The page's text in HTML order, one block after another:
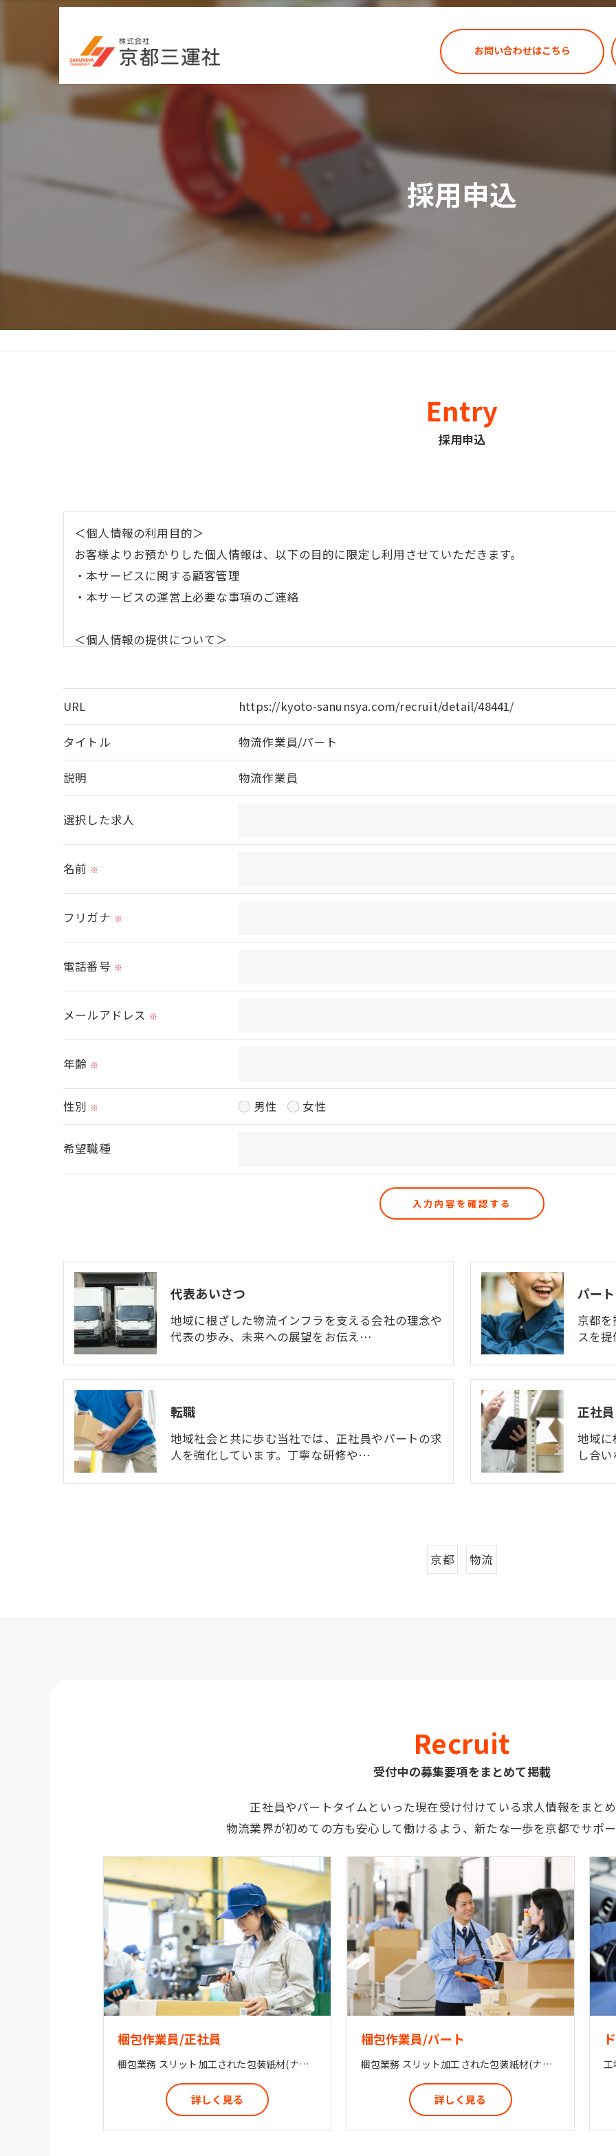
お問い合わせはこちら
採用申込
採用申込
Entry
＜個人情報の利用目的＞
お客様よりお預かりした個人情報は、以下の目的に限定し利用させていただきます。
・本サービスに関する顧客管理
・本サービスの運営上必要な事項のご連絡
＜個人情報の提供について＞
＜個人情報の委託について＞
当社では、利用目的の達成に必要な範囲において、個人情報を外部に委託する場合があります。
当社では、個人情報の漏洩等がなされないよう、適切に安全管理対策を実施します。
＜個人情報を与えなかった場合に生じる結果＞
必要な情報を頂けない場合は、それに対応した当社のサービスをご提供できない場合がございますの
＜個人情報の開示･訂正・削除･利用停止の手続について＞
当社では、お客様の個人情報の開示･訂正･削除・利用停止の手続を定めさせて頂いております。
URL https://kyoto-sanunsya.com/recruit/detail/48441/
タイトル 物流作業員/パート
説明 物流作業員
選択した求人
名前 ※
フリガナ ※
電話番号 ※
メールアドレス ※
年齢 ※
性別 ※ 男性 女性
希望職種
代表あいさつ
地域に根ざした物流インフラを支える会社の理念や
代表の歩み、未来への展望をお伝え…
パート
京都
スを
転職
地域社会と共に歩む当社では、正社員やパートの求
人を強化しています。丁寧な研修や…
正社員
地域
し合
京都 物流
受付中の募集要項をまとめて掲載
Recruit
正社員やパートタイムといった現在受け付けている求人情報をまとめ
物流業界が初めての方も安心して働けるよう、新たな一歩を京都でサポー
梱包作業員/正社員
梱包業務 スリット加工された包装紙材(ナイロンフィルム、プラスチックフィルム)の段ボール詰めをお任せします。 コンビニに売っているおにぎりや果物を包装しているプラスチックフィルムです。 スリット加工業務担当とマンツーマンで業務と連携して作業していただきます！
詳しく見る
梱包作業員/パート
梱包業務 スリット加工された包装紙材(ナイロンフィルム、プラスチックフィルム)の段ボール詰めをお任せします。 コンビニに売っているおにぎりや果物を包装しているプラスチックフィルムです。 スリット加工業務担当とマンツーマンで業務と連携して作業していただきます！
詳しく見る
工
お問い合わせ・ご相談はこちら